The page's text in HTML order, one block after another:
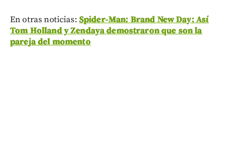
En otras noticias: Spider-Man: Brand New Day: Así
Tom Holland y Zendaya demostraron que son la
pareja del momento